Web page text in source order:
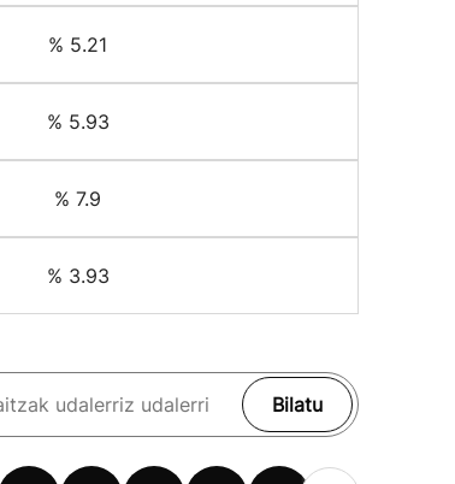
% 5.21
% 5.93
% 7.9
% 3.93
Bilatu